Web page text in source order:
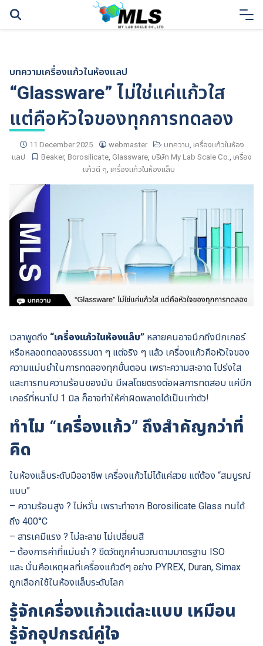
Skip
บทความเครื่องแก้วในห้องแลป
“Glassware” ไม่ใช่แค่แก้วใส
แต่คือหัวใจของทุกการทดลอง
11 December 2025 webmaster บทความ, เครื่องแก้วในห้อง
แลป
Beaker, Borosilicate, Glassware, บริษัท My Lab Scale Co., เครื่อง
แก้วดี ๆ, เครื่องแก้วในห้องแล็บ
เวลาพูดถึง “เครื่องแก้วในห้องแล็บ” หลายคนอาจนึกถึงบีกเกอร์
หรือหลอดทดลองธรรมดา ๆ แต่จริง ๆ แล้ว เครื่องแก้วคือหัวใจของ
ความแม่นยำในการทดลองทุกขั้นตอน เพราะความสะอาด โปร่งใส
และการทนความร้อนของมัน มีผลโดยตรงต่อผลการทดสอบ แค่บีก
เกอร์ที่หนาไป 1 มิล ก็อาจทำให้ค่าผิดพลาดได้เป็นเท่าตัว!
ทำไม “เครื่องแก้ว” ถึงสำคัญกว่าที่
คิด
ในห้องแล็บระดับมืออาชีพ เครื่องแก้วไม่ได้แค่สวย แต่ต้อง “สมบูรณ์
แบบ”
– ความร้อนสูง ? ไม่หวั่น เพราะทำจาก Borosilicate Glass ทนได้
ถึง 400°C
– สารเคมีแรง ? ไม่ละลาย ไม่เปลี่ยนสี
– ต้องการค่าที่แม่นยำ ? ขีดวัดถูกคำนวณตามมาตรฐาน ISO
และ นั่นคือเหตุผลที่เครื่องแก้วดีๆ อย่าง PYREX, Duran, Simax
ถูกเลือกใช้ในห้องแล็บระดับโลก
รู้จักเครื่องแก้วแต่ละแบบ เหมือน
รู้จักอุปกรณ์คู่ใจ